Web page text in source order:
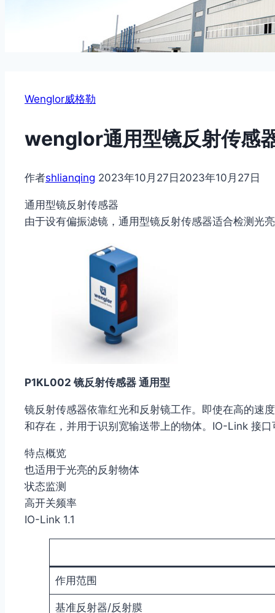
Wenglor威格勒
wenglor通用型镜反射传感
作者shlianqing 2023年10月27日 2023年10月27日
通用型镜反射传感器
由于设有偏振滤镜，通用型镜反射传感器适合检测光
P1KL002 镜反射传感器 通用型
镜反射传感器依靠红光和反射镜工作。即使在高的速
和存在，并用于识别宽输送带上的物体。IO-Link 接
特点概览
也适用于光亮的反射物体
状态监测
高开关频率
IO-Link 1.1
作用范围
基准反射器/反射膜